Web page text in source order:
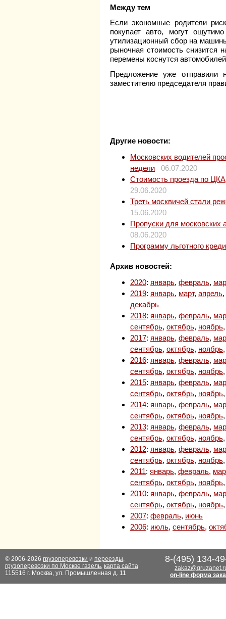
Между тем
Если экономные родители
покупает авто, могут
утилизационный сбор на
рыночная стоимость
перемены коснутся
Предложение уже отправили
заместителю председателя
Другие новости:
Московских водителей
недели
06.07.2020
Стоимость проезда по
29.06.2020
Треть москвичей стали
15.06.2020
Пропуски для московских
08.06.2020
Программу льготного
Архив новостей:
2020: январь, февраль,
2019: январь, март, апрель,
декабрь
2018: январь, февраль,
сентябрь, октябрь, ноябрь
2017: январь, февраль,
сентябрь, октябрь, ноябрь
2016: январь, февраль,
сентябрь, октябрь, ноябрь
2015: январь, февраль,
сентябрь, октябрь, ноябрь
2014: январь, февраль,
сентябрь, октябрь, ноябрь
2013: январь, февраль,
сентябрь, октябрь, ноябрь
2012: январь, февраль,
сентябрь, октябрь, ноябрь
2011: январь, февраль,
сентябрь, октябрь, ноябрь
2010: январь, февраль,
сентябрь, октябрь, ноябрь
2007: февраль, июнь
2006: июль, сентябрь,
© 2006-2026 грузоперевозки и переезды,
грузоперевозки по Москве газель, карта сайта
115516 г. Москва, ул. Промышленная д. 11
8-(495) 134-
on-line форма